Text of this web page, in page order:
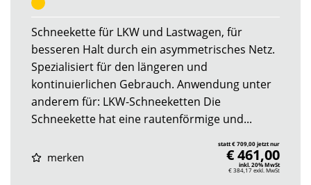
Schneekette für LKW und Lastwagen, für
besseren Halt durch ein asymmetrisches Netz.
Spezialisiert für den längeren und
kontinuierlichen Gebrauch. Anwendung unter
anderem für: LKW-Schneeketten Die
Schneekette hat eine rautenförmige und...
merken
statt € 709,00 jetzt nur
€ 461,00
inkl. 20% MwSt
€ 384,17exkl. MwSt